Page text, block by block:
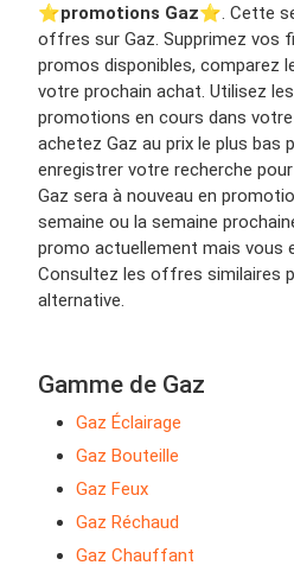
⭐️promotions Gaz⭐️. Cette
offres sur Gaz. Supprimez vos
promos disponibles, comparez
votre prochain achat. Utilisez
promotions en cours dans
achetez Gaz au prix le plus bas
enregistrer votre recherche
Gaz sera à nouveau en
semaine ou la semaine
promo actuellement mais vous
Consultez les offres similaires
alternative.
Gamme de Gaz
Gaz Éclairage
Gaz Bouteille
Gaz Feux
Gaz Réchaud
Gaz Chauffant